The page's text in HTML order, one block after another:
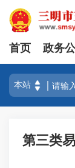
首页 政务
第三类